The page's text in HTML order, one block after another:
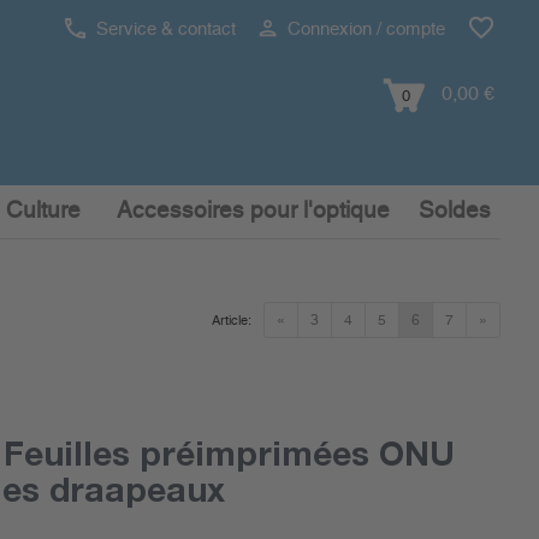
Service & contact Connexion / compte
0 0,00 €
Culture Accessoires pour l'optique Soldes
« 3 4 5 6 7 »
Article:
préimprimées ONU
draapeaux